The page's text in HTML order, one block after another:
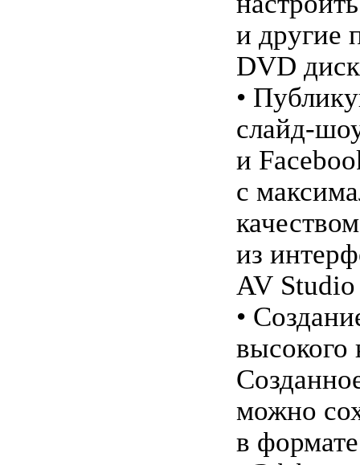
и другие
DVD
•
слайд-
и
с
из
AV Studio
•
высокого
можно
в